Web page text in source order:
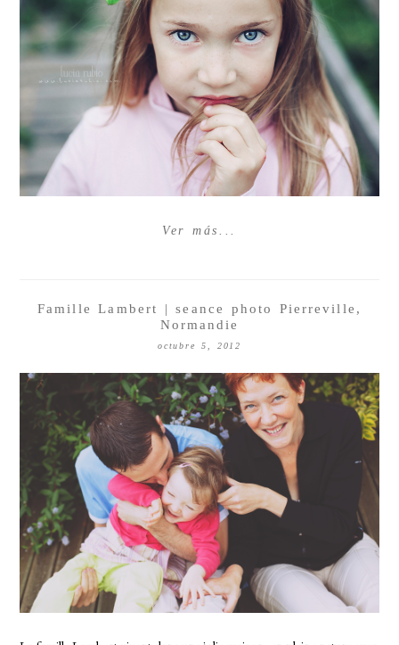
Ver más...
Famille Lambert | seance photo Pierreville,
Normandie
octubre 5, 2012